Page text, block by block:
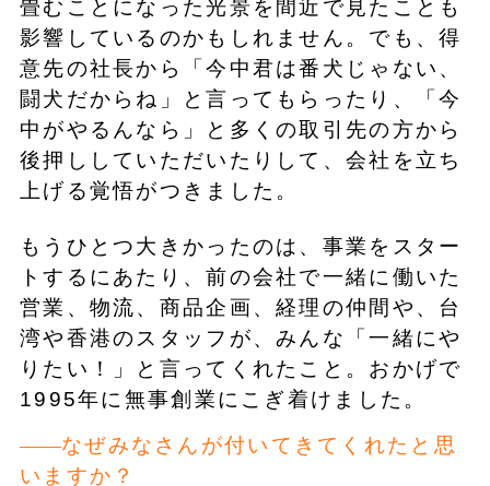
畳むことになった光景を間近で見たことも
影響しているのかもしれません。でも、得
意先の社長から「今中君は番犬じゃない、
闘犬だからね」と言ってもらったり、「今
中がやるんなら」と多くの取引先の方から
後押ししていただいたりして、会社を立ち
上げる覚悟がつきました。
もうひとつ大きかったのは、事業をスター
トするにあたり、前の会社で一緒に働いた
営業、物流、商品企画、経理の仲間や、台
湾や香港のスタッフが、みんな「一緒にや
りたい！」と言ってくれたこと。おかげで
1995年に無事創業にこぎ着けました。
なぜみなさんが付いてきてくれたと思
いますか？